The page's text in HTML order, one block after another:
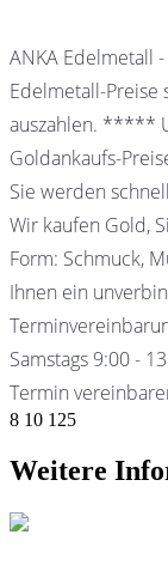
ANKA Edelmetall
Edelmetall-Preise
auszahlen. *****
Goldankaufs-
Sie werden
Wir kaufen Gold,
Form: Schmuck,
Ihnen ein
Samstags 9:00 -
Termin
8 10 125
Weitere